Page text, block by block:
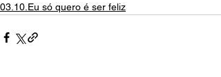
03.10.Eu só quero é ser feliz